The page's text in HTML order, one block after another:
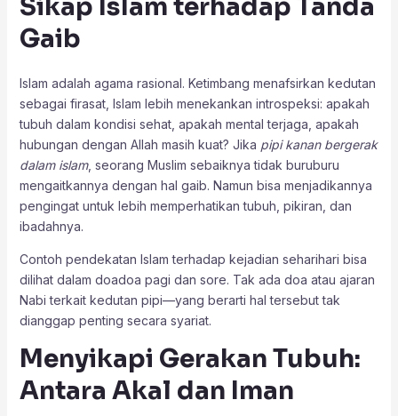
Sikap Islam terhadap Tanda
Gaib
Islam adalah agama rasional. Ketimbang menafsirkan kedutan
sebagai firasat, Islam lebih menekankan introspeksi: apakah
tubuh dalam kondisi sehat, apakah mental terjaga, apakah
hubungan dengan Allah masih kuat? Jika pipi kanan bergerak
dalam islam, seorang Muslim sebaiknya tidak buruburu
mengaitkannya dengan hal gaib. Namun bisa menjadikannya
pengingat untuk lebih memperhatikan tubuh, pikiran, dan
ibadahnya.
Contoh pendekatan Islam terhadap kejadian seharihari bisa
dilihat dalam doadoa pagi dan sore. Tak ada doa atau ajaran
Nabi terkait kedutan pipi—yang berarti hal tersebut tak
dianggap penting secara syariat.
Menyikapi Gerakan Tubuh:
Antara Akal dan Iman